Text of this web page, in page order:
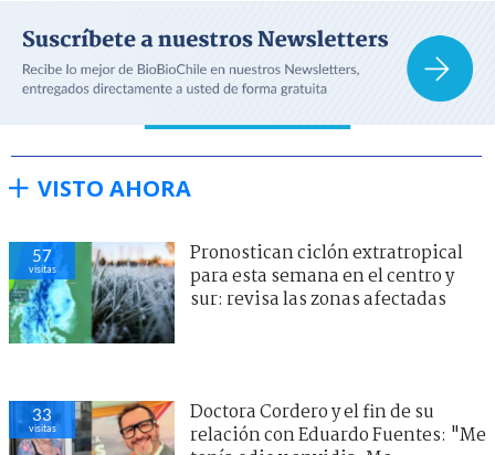
VISTO AHORA
57
visitas
Pronostican ciclón extratropical
para esta semana en el centro y
sur: revisa las zonas afectadas
33
visitas
Doctora Cordero y el fin de su
relación con Eduardo Fuentes: "Me